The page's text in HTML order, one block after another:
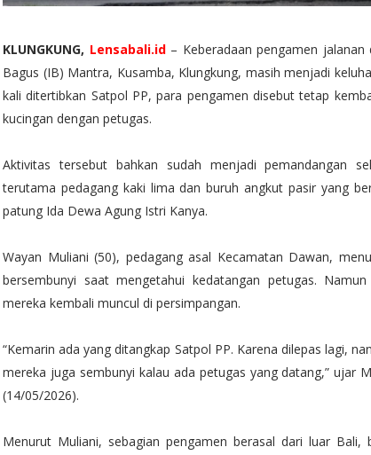
KLUNGKUNG, Lensabali.id – Keberadaan pengamen
Bagus (IB) Mantra, Kusamba, Klungkung, masih menjadi
kali ditertibkan Satpol PP, para pengamen disebut tetap
kucingan dengan petugas.
Aktivitas tersebut bahkan sudah menjadi pemandangan
terutama pedagang kaki lima dan buruh angkut pasir yang
patung Ida Dewa Agung Istri Kanya.
Wayan Muliani (50), pedagang asal Kecamatan Dawan,
bersembunyi saat mengetahui kedatangan petugas.
mereka kembali muncul di persimpangan.
“Kemarin ada yang ditangkap Satpol PP. Karena dilepas lagi,
mereka juga sembunyi kalau ada petugas yang datang,” ujar
(14/05/2026).
Menurut Muliani, sebagian pengamen berasal dari luar Bali,